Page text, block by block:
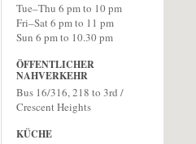
Tue–Thu 6 pm to 10 pm
Fri–Sat 6 pm to 11 pm
Sun 6 pm to 10.30 pm
ÖFFENTLICHER
NAHVERKEHR
Bus 16/316, 218 to 3rd /
Crescent Heights
KÜCHE